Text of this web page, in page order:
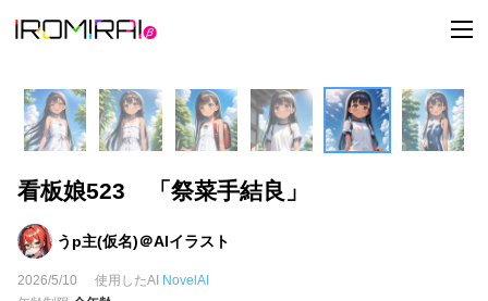
t
o
l
e
n
a
v
看板娘523 「祭菜手結良」
うp主(仮名)＠AIイラスト
2026/5/10 使用したAI NovelAI